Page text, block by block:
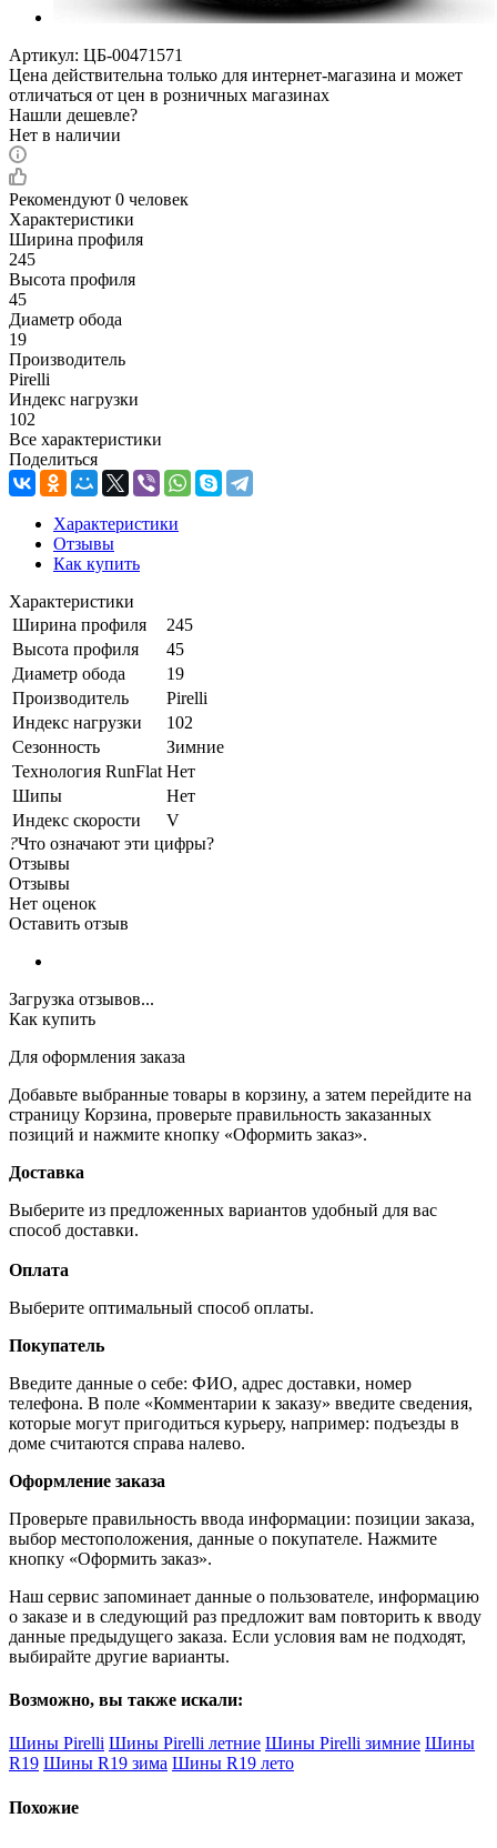
Артикул: ЦБ-00471571
Цена действительна только для интернет-магазина и может
отличаться от цен в розничных магазинах
Нашли дешевле?
Нет в наличии
Рекомендуют 0 человек
Характеристики
Ширина профиля
245
Высота профиля
45
Диаметр обода
19
Производитель
Pirelli
Индекс нагрузки
102
Все характеристики
Поделиться
Характеристики
Отзывы
Как купить
Характеристики
Ширина профиля
245
Высота профиля
45
Диаметр обода
19
Производитель
Pirelli
Индекс нагрузки
102
Сезонность
Зимние
Технология RunFlat Нет
Шипы
Нет
Индекс скорости
V
?Что означают эти цифры?
Отзывы
Отзывы
Нет оценок
Оставить отзыв
Загрузка отзывов...
Как купить
Для оформления заказа
Добавьте выбранные товары в корзину, а затем перейдите на
страницу Корзина, проверьте правильность заказанных
позиций и нажмите кнопку «Оформить заказ».
Доставка
Выберите из предложенных вариантов удобный для вас
способ доставки.
Оплата
Выберите оптимальный способ оплаты.
Покупатель
Введите данные о себе: ФИО, адрес доставки, номер
телефона. В поле «Комментарии к заказу» введите сведения,
которые могут пригодиться курьеру, например: подъезды в
доме считаются справа налево.
Оформление заказа
Проверьте правильность ввода информации: позиции заказа,
выбор местоположения, данные о покупателе. Нажмите
кнопку «Оформить заказ».
Наш сервис запоминает данные о пользователе, информацию
о заказе и в следующий раз предложит вам повторить к вводу
данные предыдущего заказа. Если условия вам не подходят,
выбирайте другие варианты.
Возможно, вы также искали:
Шины Pirelli Шины Pirelli летние Шины Pirelli зимние Шины
R19 Шины R19 зима Шины R19 лето
Похожие